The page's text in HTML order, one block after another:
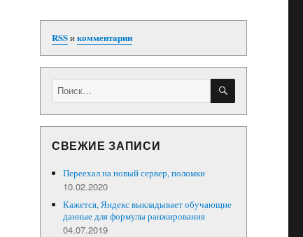
RSSикомментарии
Искать: ПОИСК
СВЕЖИЕ ЗАПИСИ
Переехал на новый сервер, поломки
10.02.2020
Кажется, Яндекс выкладывает обучающие
данные для формулы ранжирования
04.07.2019